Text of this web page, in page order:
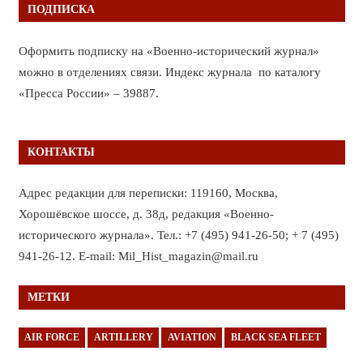
ПОДПИСКА
Оформить подписку на «Военно-исторический журнал»
можно в отделениях связи. Индекс журнала по каталогу
«Пресса России» – 39887.
КОНТАКТЫ
Адрес редакции для переписки: 119160, Москва,
Хорошёвское шоссе, д. 38д, редакция «Военно-
исторического журнала». Тел.: +7 (495) 941-26-50; + 7 (495)
941-26-12. E-mail: Mil_Hist_magazin@mail.ru
МЕТКИ
AIR FORCE ARTILLERY AVIATION BLACK SEA FLEET